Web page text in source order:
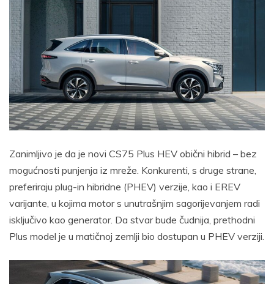
Zanimljivo je da je novi CS75 Plus HEV obični hibrid – bez
mogućnosti punjenja iz mreže. Konkurenti, s druge strane,
preferiraju plug-in hibridne (PHEV) verzije, kao i EREV
varijante, u kojima motor s unutrašnjim sagorijevanjem radi
isključivo kao generator. Da stvar bude čudnija, prethodni
Plus model je u matičnoj zemlji bio dostupan u PHEV verziji.